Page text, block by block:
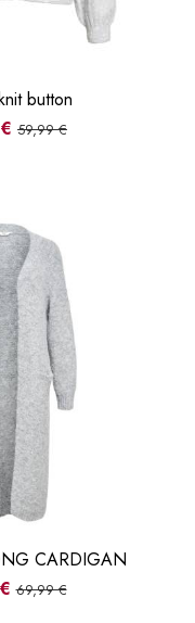
button
59,99 €
CARDIGAN
69,99 €